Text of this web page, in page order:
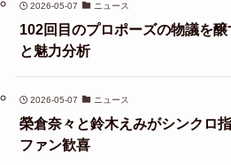
2026-05-07 ニュース
102回目のプロポーズの物議を
と魅力分析
2026-05-07 ニュース
榮倉奈々と鈴木えみがシンクロ
ファン歓喜